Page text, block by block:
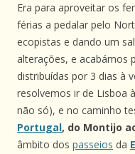
Era para aproveitar os
férias a pedalar pelo
ecopistas e dando um
alterações, e acabámos
distribuídas por 3 dias à
resolvemos ir de Lisboa
não só), e no caminho
Portugal, do Montijo
âmbito dos passeios da